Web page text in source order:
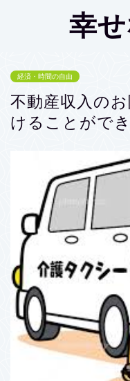
幸
経済・時間の自由
不動産収入の
けることがで